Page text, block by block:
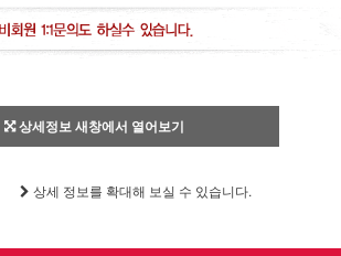
상세정보 새창에서 열어보기
상세 정보를 확대해 보실 수 있습니다.